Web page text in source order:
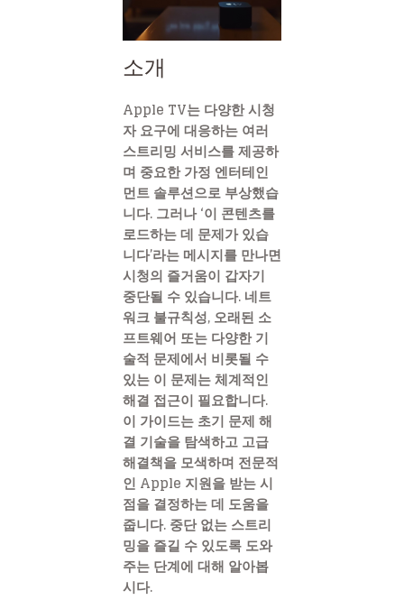
소개
Apple TV는 다양한 시청
자 요구에 대응하는 여러
스트리밍 서비스를 제공하
며 중요한 가정 엔터테인
먼트 솔루션으로 부상했습
니다. 그러나 ‘이 콘텐츠를
로드하는 데 문제가 있습
니다’라는 메시지를 만나면
시청의 즐거움이 갑자기
중단될 수 있습니다. 네트
워크 불규칙성, 오래된 소
프트웨어 또는 다양한 기
술적 문제에서 비롯될 수
있는 이 문제는 체계적인
해결 접근이 필요합니다.
이 가이드는 초기 문제 해
결 기술을 탐색하고 고급
해결책을 모색하며 전문적
인 Apple 지원을 받는 시
점을 결정하는 데 도움을
줍니다. 중단 없는 스트리
밍을 즐길 수 있도록 도와
주는 단계에 대해 알아봅
시다.